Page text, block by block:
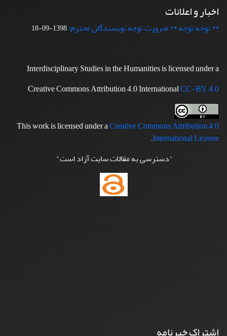
اخبار و اعلانات
** توجه توجه ** ضرورت توجه نویسندگان محترم:1398-09-18
Interdisciplinary Studies in the Humanities is licensed under a
Creative Commons Attribution 4.0 InternationalCC-BY 4.0
This work is licensed under aCreative Commons Attribution 4.0
International License
.
"دسترسی به مقالات سایت آزاد است"